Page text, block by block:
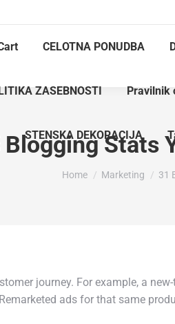
CELOTNA PONUDBA
ZASEBNOSTI Pravilnik
STENSKA DEKORACIJA
Stats
You are here:
Home Marketing 31
journey. For example, a
ads for that same